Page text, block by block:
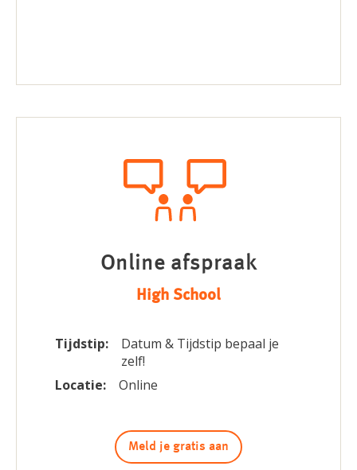
Online afspraak
High School
Tijdstip:
Datum & Tijdstip bepaal je
zelf!
Locatie:
Online
Meld je gratis aan